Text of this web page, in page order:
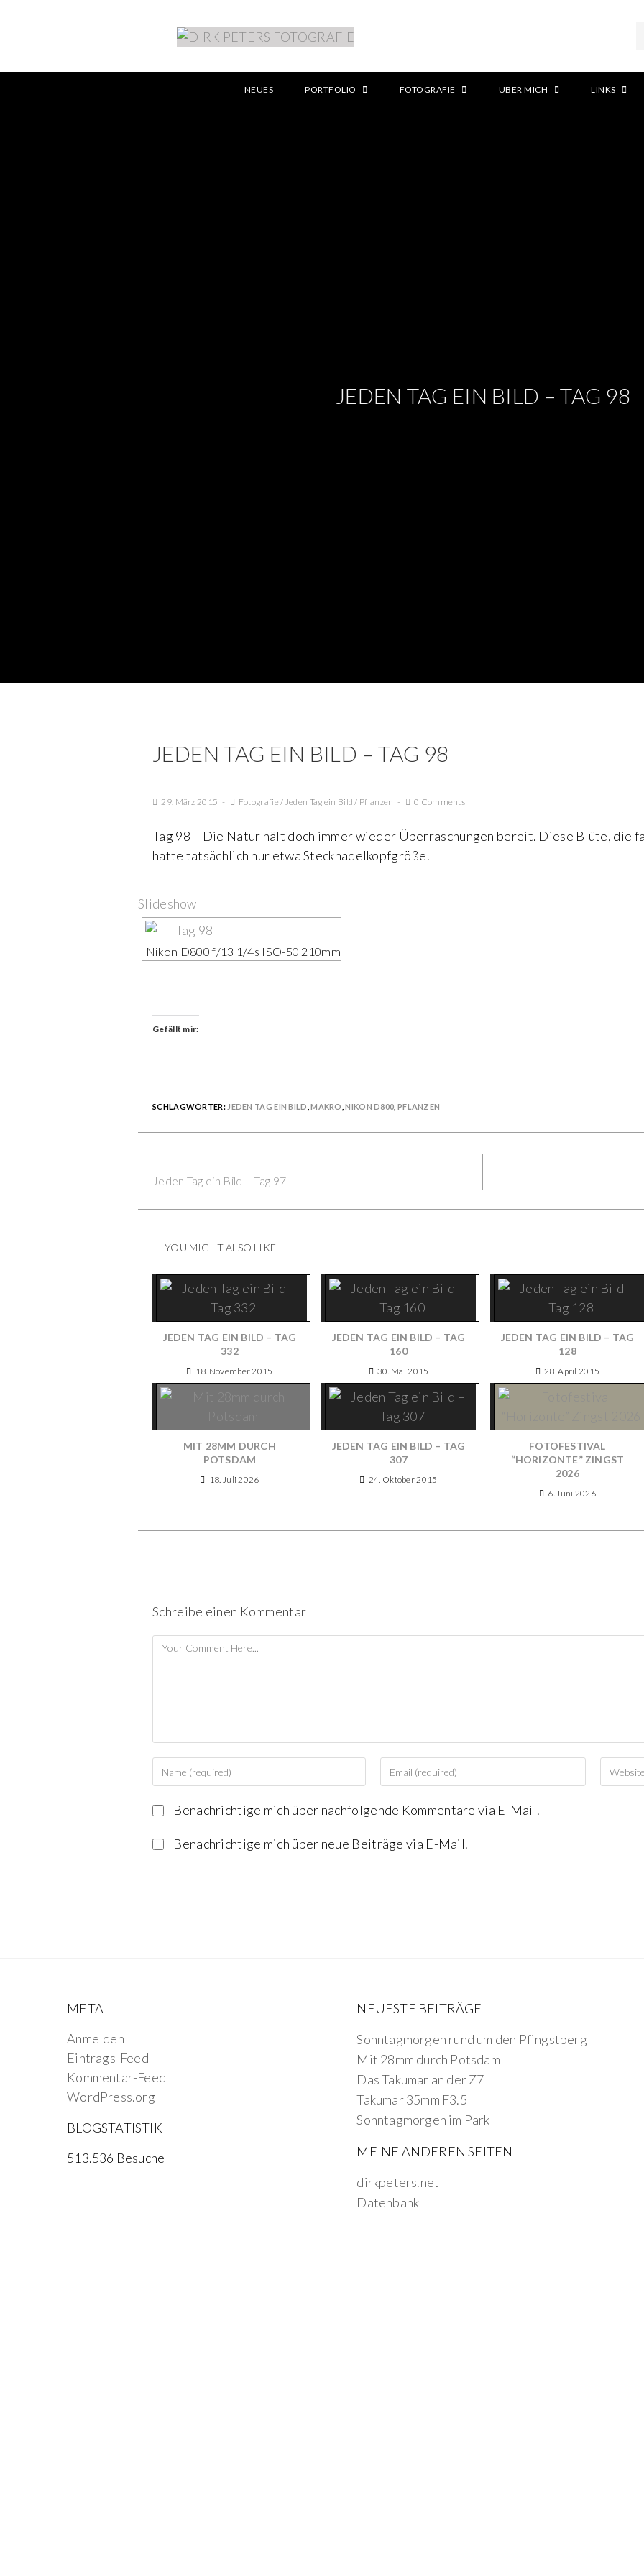
NEUES PORTFOLIO FOTOGRAFIE ÜBER MICH LINKS
JEDEN TAG EIN BILD – TAG 98
JEDEN TAG EIN BILD – TAG 98
29. März 2015 Fotografie / Jeden Tag ein Bild / Pflanzen 0 Comments
Tag 98 – Die Natur hält doch immer wieder Überraschungen bereit. Diese Blüte, die
hatte tatsächlich nur etwa Stecknadelkopfgröße.
Slideshow
Nikon D800 f/13 1/4s ISO-50 210mm
Gefällt mir:
SCHLAGWÖRTER: JEDEN TAG EIN BILD ,MAKRO ,NIKON D800 PFLANZEN
Reading
Jeden Tag ein Bild – Tag 97
YOU MIGHT ALSO LIKE
JEDEN TAG EIN BILD – TAG
332
18. November 2015
JEDEN TAG EIN BILD – TAG
160
30. Mai 2015
JEDEN TAG EIN BILD – TAG
128
28. April 2015
MIT 28MM DURCH
POTSDAM
18. Juli 2026
JEDEN TAG EIN BILD – TAG
307
24. Oktober 2015
FOTOFESTIVAL
“HORIZONTE” ZINGST
2026
6. Juni 2026
Schreibe einen Kommentar
Benachrichtige mich über nachfolgende Kommentare via E-Mail.
Benachrichtige mich über neue Beiträge via E-Mail.
META
Anmelden
Eintrags-Feed
Kommentar-Feed
WordPress.org
BLOGSTATISTIK
513.536 Besuche
NEUESTE BEITRÄGE
Sonntagmorgen rund um den Pfingstberg
Mit 28mm durch Potsdam
Das Takumar an der Z7
Takumar 35mm F3.5
Sonntagmorgen im Park
MEINE ANDEREN SEITEN
dirkpeters.net
Datenbank